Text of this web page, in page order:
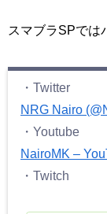
スマブラSPでは
・Twitter
NRG Nairo
・Youtube
NairoMK –
・Twitch